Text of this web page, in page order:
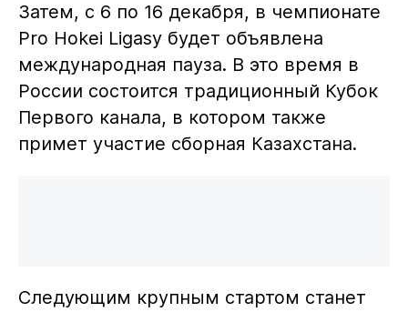
Затем, с 6 по 16 декабря, в чемпионате
Pro Hokei Ligasy будет объявлена
международная пауза. В это время в
России состоится традиционный Кубок
Первого канала, в котором также
примет участие сборная Казахстана.
Следующим крупным стартом станет